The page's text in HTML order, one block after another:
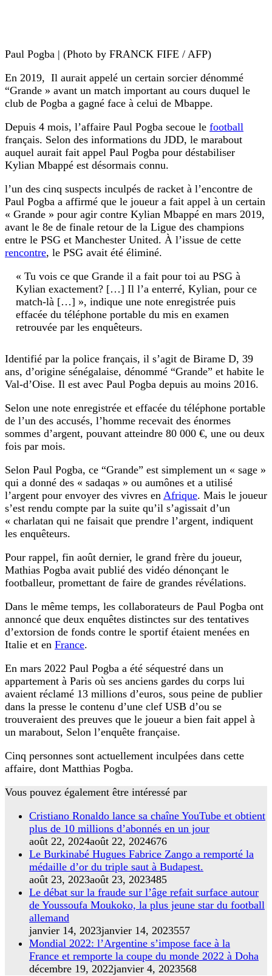
Paul Pogba | (Photo by FRANCK FIFE / AFP)
En 2019, Il auгait appelé un certain sorcier dénommé
“Grande » avant un match important au cours duquel le
club de Pogba a gagné face à celui de Mbappe.
Depuis 4 mois, l’affaire Paul Pogba secoue le football
français. Selon des informations du JDD, le marabout
auquel aurait fait appel Paul Pogba pour déstabiliser
Kylian Mbappé est désormais connu.
l’un des cinq suspects inculpés de racket à l’encontre de
Paul Pogba a affirmé que le joueur a fait appel à un certain
« Grande » pour agir contre Kylian Mbappé en mars 2019,
avant le 8e de finale retour de la Ligue des champions
entre le PSG et Manchester United. À l’issue de cette
rencontre, le PSG avait été éliminé.
« Tu vois ce que Grande il a fait pour toi au PSG à
Kylian exactement? […] Il l’a enterré, Kylian, pour ce
match-là […] », indique une note enregistrée puis
effacée du téléphone portable du mis en examen
retrouvée par les enquêteurs.
Identifié par la police français, il s’agit de Birame D, 39
ans, d’origine sénégalaise, dénommé “Grande” et habite le
Val-d’Oise. Il est avec Paul Pogba depuis au moins 2016.
Selon une note enregistrée et effacée du téléphone portable
de l’un des accusés, l’homme recevait des énormes
sommes d’argent, pouvant atteindre 80 000 €, une ou deux
fois par mois.
Selon Paul Pogba, ce “Grande” est simplement un « sage »
qui a donné des « sadaqas » ou aumônes et a utilisé
l’argent pour envoyer des vivres en Afrique. Mais le joueur
s’est rendu compte par la suite qu’il s’agissait d’un
« charlatan qui ne faisait que prendre l’argent, indiquent
les enquêteurs.
Pour rappel, fin août dernier, le grand frère du joueur,
Mathias Pogba avait publié des vidéo dénonçant le
footballeur, promettant de faire de grandes révélations.
Dans le même temps, les collaborateurs de Paul Pogba ont
annoncé que deux enquêtes distinctes sur des tentatives
d’extorsion de fonds contre le sportif étaient menées en
Italie et en France.
En mars 2022 Paul Pogba a été séquestré dans un
appartement à Paris où ses anciens gardes du corps lui
avaient réclamé 13 millions d’euros, sous peine de publier
dans la presse le contenu d’une clef USB d’ou se
trouveraient des preuves que le joueur a bien fait appel à
un marabout, Selon l’enquête française.
Cinq personnes sont actuellement inculpées dans cette
affaire, dont Matthias Pogba.
Vous pouvez également être intéressé par
Cristiano Ronaldo lance sa chaîne YouTube et obtient
plus de 10 millions d’abonnés en un jour
août 22, 2024août 22, 2024676
Le Burkinabé Hugues Fabrice Zango a remporté la
médaille d’or du triple saut à Budapest.
août 23, 2023août 23, 2023485
Le débat sur la fraude sur l’âge refait surface autour
de Youssoufa Moukoko, la plus jeune star du football
allemand
janvier 14, 2023janvier 14, 2023557
Mondial 2022: l’Argentine s’impose face à la
France et remporte la coupe du monde 2022 à Doha
décembre 19, 2022janvier 4, 2023568